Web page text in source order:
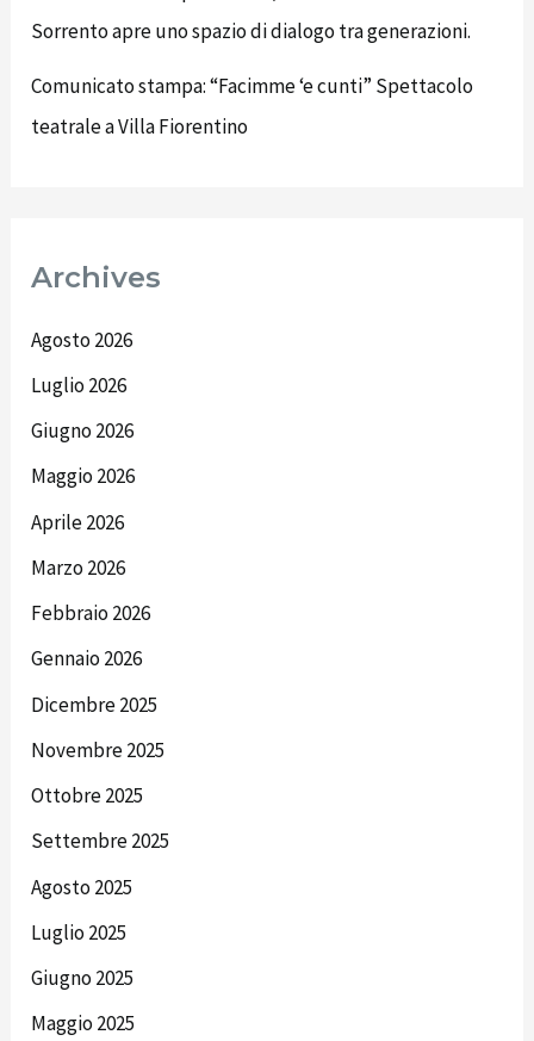
Sorrento apre uno spazio di dialogo tra generazioni.
Comunicato stampa: “Facimme ‘e cunti” Spettacolo
teatrale a Villa Fiorentino
Archives
Agosto 2026
Luglio 2026
Giugno 2026
Maggio 2026
Aprile 2026
Marzo 2026
Febbraio 2026
Gennaio 2026
Dicembre 2025
Novembre 2025
Ottobre 2025
Settembre 2025
Agosto 2025
Luglio 2025
Giugno 2025
Maggio 2025